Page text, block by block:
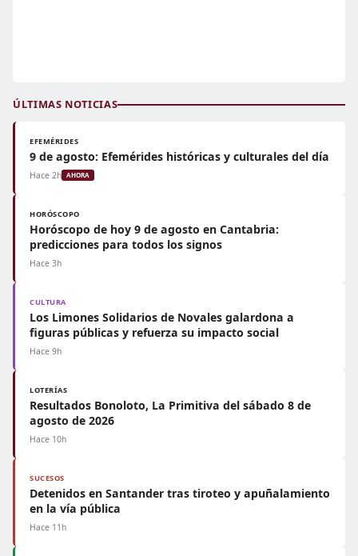
ÚLTIMAS NOTICIAS
EFEMÉRIDES
9 de agosto: Efemérides históricas y culturales del día
Hace 2h AHORA
HORÓSCOPO
Horóscopo de hoy 9 de agosto en Cantabria:
predicciones para todos los signos
Hace 3h
CULTURA
Los Limones Solidarios de Novales galardona a
figuras públicas y refuerza su impacto social
Hace 9h
LOTERÍAS
Resultados Bonoloto, La Primitiva del sábado 8 de
agosto de 2026
Hace 10h
SUCESOS
Detenidos en Santander tras tiroteo y apuñalamiento
en la vía pública
Hace 11h